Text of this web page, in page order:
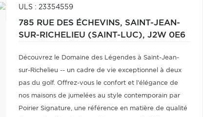
ULS : 23354559
785 RUE DES ÉCHEVINS, SAINT-JEAN-
SUR-RICHELIEU (SAINT-LUC), J2W 0E6
Découvrez le Domaine des Légendes à Saint-Jean-
sur-Richelieu -- un cadre de vie exceptionnel à deux
pas du golf. Offrez-vous le confort et l'élégance de
nos maisons de jumelées au style contemporain par
Poirier Signature, une référence en matière de qualité